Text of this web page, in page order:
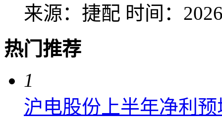
来源：捷配 时间：
热门推荐
1
沪电股份上半年净利